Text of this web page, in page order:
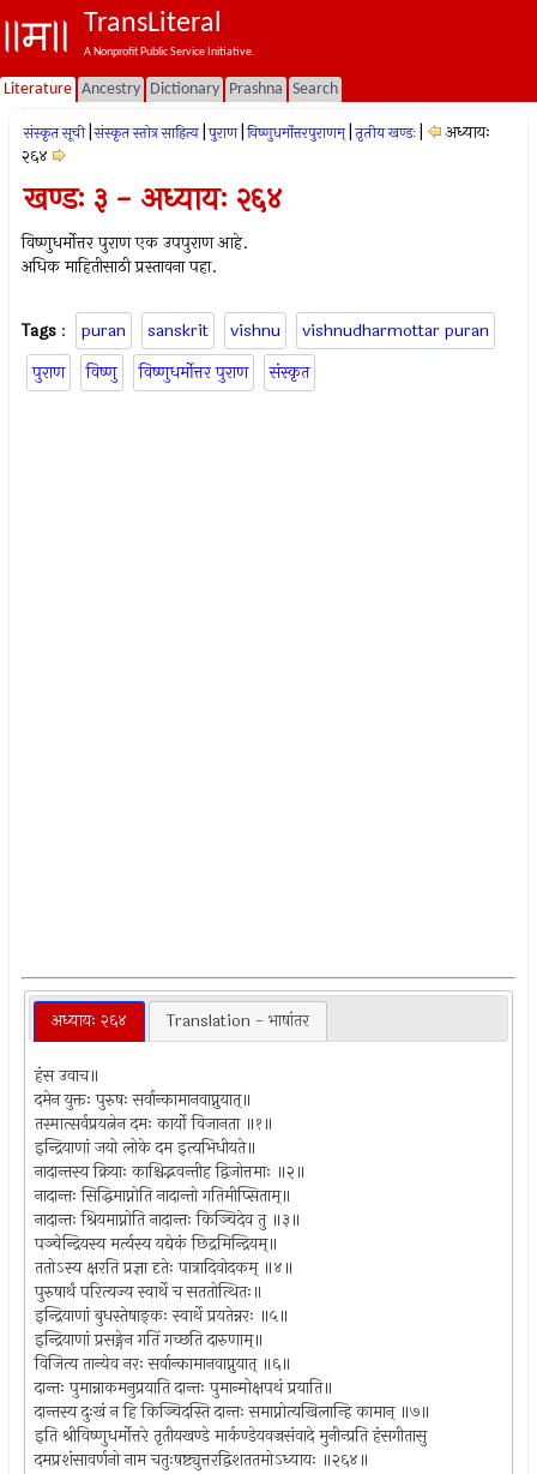
TransLiteral
A Nonprofit Public Service Initiative.
Literature Ancestry Dictionary Prashna Search
संस्कृत सूची संस्कृत स्तोत्र साहित्य पुराण विष्णुधर्मोत्तरपुराणम् तृतीय खण्डः
अध्यायः
२६४
खण्डः ३ - अध्यायः २६४
विष्णुधर्मोत्तर पुराण एक उपपुराण आहे.
अधिक माहितीसाठी प्रस्तावना पहा.
Tags : puran sanskrit vishnu
vishnudharmottar puran
पुराण
विष्णु विष्णुधर्मोत्तर पुराण संस्कृत
अध्यायः २६४ Translation - भाषांतर
हंस उवाच॥
दमेन युक्तः पुरुषः सर्वान्कामानवाप्नुयात्॥
तस्मात्सर्वप्रयत्नेन दमः कार्यो विजानता ॥१॥
इन्द्रियाणां जयो लोके दम इत्यभिधीयते॥
नादान्तस्य क्रियाः काश्चिद्भवन्तीह द्विजोत्तमाः ॥२॥
नादान्तः सिद्धिमाप्नोति नादान्तो गतिमीप्सिताम्॥
नादान्तः श्रियमाप्नोति नादान्तः किञ्चिदेव तु ॥३॥
पञ्चेन्द्रियस्य मर्त्यस्य यद्येकं छिद्रमिन्द्रियम्॥
ततोऽस्य क्षरति प्रज्ञा दृतेः पात्रादिवोदकम् ॥४॥
पुरुषार्थं परित्यज्य स्वार्थे च सततोत्थितः॥
इन्द्रियाणां बुधस्तेषाङ्कः स्वार्थे प्रयतेन्नरः ॥५॥
इन्द्रियाणां प्रसङ्गेन गतिं गच्छति दारुणाम्॥
विजित्य तान्येव नरः सर्वान्कामानवाप्नुयात् ॥६॥
दान्तः पुमान्नाकमनुप्रयाति दान्तः पुमान्मोक्षपथं प्रयाति॥
दान्तस्य दुःखं न हि किञ्चिदस्ति दान्तः समाप्नोत्यखिलान्हि कामान् ॥७॥
इति श्रीविष्णुधर्मोत्तरे तृतीयखण्डे मार्कण्डेयवज्रसंवादे मुनीन्प्रति हंसगीतासु
दमप्रशंसावर्णनो नाम चतुःषष्ट्युत्तरद्विशततमोऽध्यायः ॥२६४॥